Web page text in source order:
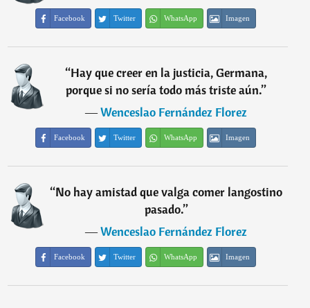
Facebook Twitter WhatsApp Imagen
“Hay que creer en la justicia, Germana,
porque si no sería todo más triste aún.”
―Wenceslao Fernández Florez
Facebook Twitter WhatsApp Imagen
“No hay amistad que valga comer langostino
pasado.”
―Wenceslao Fernández Florez
Facebook Twitter WhatsApp Imagen